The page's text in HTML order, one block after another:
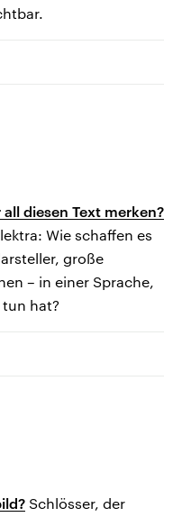
diesen Text merken?
Wie schaffen es
große
– in einer Sprache,
hat?
Schlösser, der